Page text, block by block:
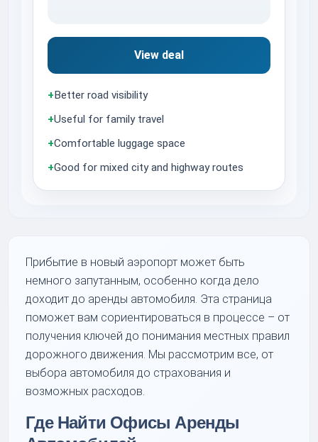
View deal
+Better road visibility
+Useful for family travel
+Comfortable luggage space
+Good for mixed city and highway routes
Прибытие в новый аэропорт может быть
немного запутанным, особенно когда дело
доходит до аренды автомобиля. Эта страница
поможет вам сориентироваться в процессе – от
получения ключей до понимания местных правил
дорожного движения. Мы рассмотрим все, от
выбора автомобиля до страхования и
возможных расходов.
Где Найти Офисы Аренды